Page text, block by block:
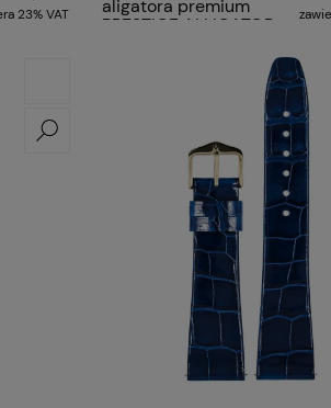
23% VAT
aligatora premium
PRESTIGE ALLIGATOR